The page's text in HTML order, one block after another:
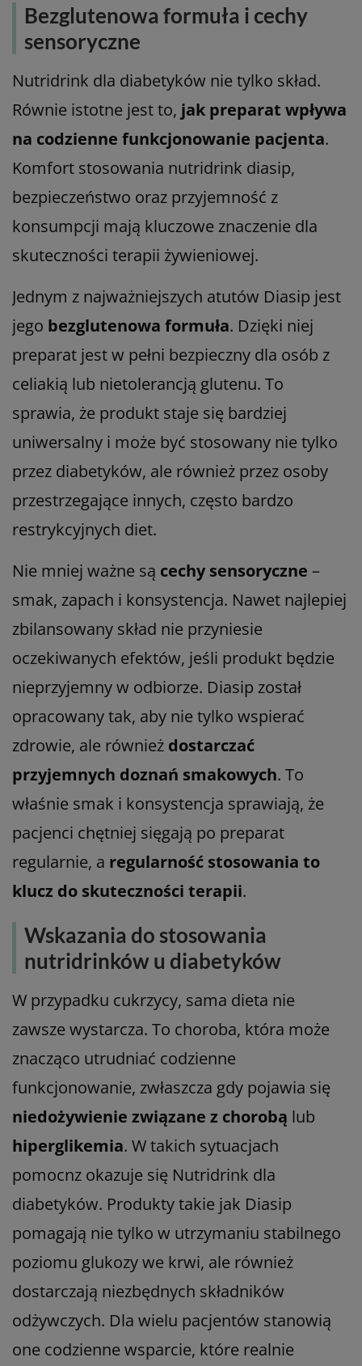
Bezglutenowa formuła i cechy
sensoryczne
Nutridrink dla diabetyków nie tylko skład.
Równie istotne jest to, jak preparat wpływa
na codzienne funkcjonowanie pacjenta.
Komfort stosowania nutridrink diasip,
bezpieczeństwo oraz przyjemność z
konsumpcji mają kluczowe znaczenie dla
skuteczności terapii żywieniowej.
Jednym z najważniejszych atutów Diasip jest
jego bezglutenowa formuła. Dzięki niej
preparat jest w pełni bezpieczny dla osób z
celiakią lub nietolerancją glutenu. To
sprawia, że produkt staje się bardziej
uniwersalny i może być stosowany nie tylko
przez diabetyków, ale również przez osoby
przestrzegające innych, często bardzo
restrykcyjnych diet.
Nie mniej ważne są cechy sensoryczne –
smak, zapach i konsystencja. Nawet najlepiej
zbilansowany skład nie przyniesie
oczekiwanych efektów, jeśli produkt będzie
nieprzyjemny w odbiorze. Diasip został
opracowany tak, aby nie tylko wspierać
zdrowie, ale również dostarczać
przyjemnych doznań smakowych. To
właśnie smak i konsystencja sprawiają, że
pacjenci chętniej sięgają po preparat
regularnie, a regularność stosowania to
klucz do skuteczności terapii.
Wskazania do stosowania
nutridrinków u diabetyków
W przypadku cukrzycy, sama dieta nie
zawsze wystarcza. To choroba, która może
znacząco utrudniać codzienne
funkcjonowanie, zwłaszcza gdy pojawia się
niedożywienie związane z chorobą lub
hiperglikemia. W takich sytuacjach
pomocnz okazuje się Nutridrink dla
diabetyków. Produkty takie jak Diasip
pomagają nie tylko w utrzymaniu stabilnego
poziomu glukozy we krwi, ale również
dostarczają niezbędnych składników
odżywczych. Dla wielu pacjentów stanowią
one codzienne wsparcie, które realnie